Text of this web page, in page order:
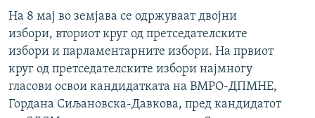
На 8 мај во земјава се одржуваат двојни
избори, вториот круг од претседателските
избори и парламентарните избори. На првиот
круг од претседателските избори најмногу
гласови освои кандидатката на ВМРО-ДПМНЕ,
Гордана Сиљановска-Давкова, пред кандидатот